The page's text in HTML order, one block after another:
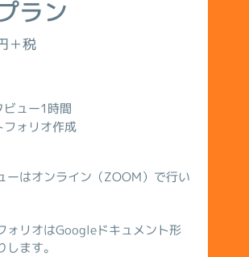
ラン
＋税
ビュー1時間
フォリオ作成
ーはオンライン（ZOOM）で行い
ォリオはGoogleドキュメント形
ます。